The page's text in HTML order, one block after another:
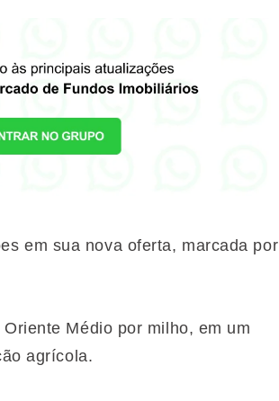
em sua nova oferta, marcada por
Médio por milho, em um
agrícola.